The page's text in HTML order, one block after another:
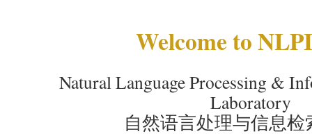
Welcome to
Natural Language Processing &
Laboratory
自然语言处理与信息检